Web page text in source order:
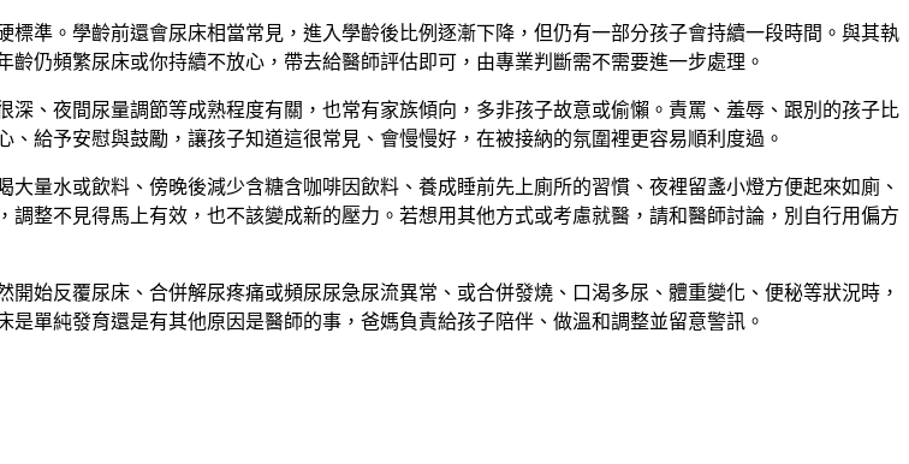
標準。學齡前還會尿床相當常見，進入學齡後比例逐漸下降，但仍有一部分孩子會持續一段時間。與其執
仍頻繁尿床或你持續不放心，帶去給醫師評估即可，由專業判斷需不需要進一步處理。
深、夜間尿量調節等成熟程度有關，也常有家族傾向，多非孩子故意或偷懶。責罵、羞辱、跟別的孩子比
給予安慰與鼓勵，讓孩子知道這很常見、會慢慢好，在被接納的氛圍裡更容易順利度過。
量水或飲料、傍晚後減少含糖含咖啡因飲料、養成睡前先上廁所的習慣、夜裡留盞小燈方便起來如廁、
整不見得馬上有效，也不該變成新的壓力。若想用其他方式或考慮就醫，請和醫師討論，別自行用偏方
始反覆尿床、合併解尿疼痛或頻尿尿急尿流異常、或合併發燒、口渴多尿、體重變化、便秘等狀況時，
單純發育還是有其他原因是醫師的事，爸媽負責給孩子陪伴、做溫和調整並留意警訊。